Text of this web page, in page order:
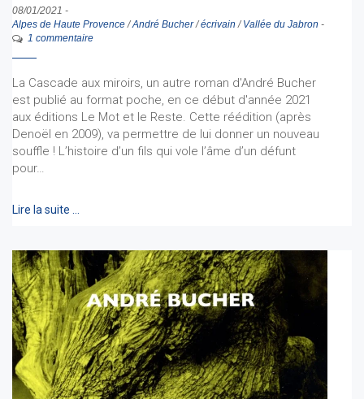
08/01/2021 -
Alpes de Haute Provence/André Bucher/écrivain / Vallée du Jabron -
1 commentaire
La Cascade aux miroirs, un autre roman d'André Bucher
est publié au format poche, en ce début d'année 2021
aux éditions Le Mot et le Reste. Cette réédition (après
Denoël en 2009), va permettre de lui donner un nouveau
souffle ! L’histoire d’un fils qui vole l’âme d’un défunt
pour…
Lire la suite …